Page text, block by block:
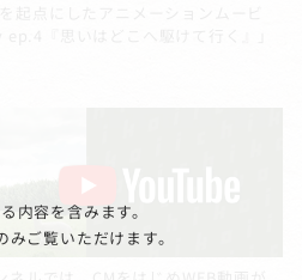
内容を含みます。
ご覧いただけます。